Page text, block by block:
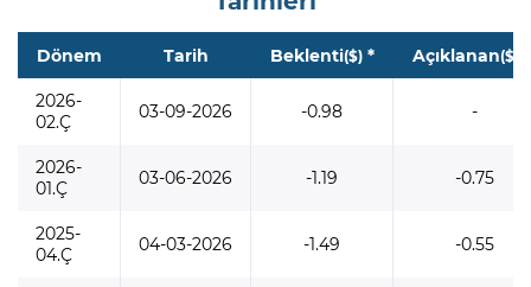
Dönem Tarih Beklenti($)* Açıklanan($)
2026-
02.Ç
03-09-2026 -0.98 -
2026-
01.Ç
03-06-2026 -1.19 -0.75
2025-
04.Ç
04-03-2026 -1.49 -0.55